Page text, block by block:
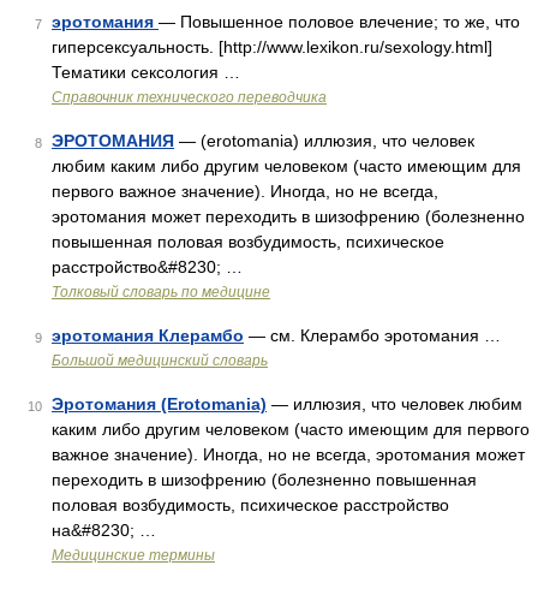
7 эротомания — Повышенное половое влечение; то же, что
гиперсексуальность. [http://www.lexikon.ru/sexology.html]
Тематики сексология …
Справочник технического переводчика
8 ЭРОТОМАНИЯ — (erotomania) иллюзия, что человек
любим каким либо другим человеком (часто имеющим для
первого важное значение). Иногда, но не всегда,
эротомания может переходить в шизофрению (болезненно
повышенная половая возбудимость, психическое
расстройство&#8230; …
Толковый словарь по медицине
9 эротомания Клерамбо — см. Клерамбо эротомания …
Большой медицинский словарь
10 Эротомания (Erotomania) — иллюзия, что человек любим
каким либо другим человеком (часто имеющим для первого
важное значение). Иногда, но не всегда, эротомания может
переходить в шизофрению (болезненно повышенная
половая возбудимость, психическое расстройство
на&#8230; …
Медицинские термины